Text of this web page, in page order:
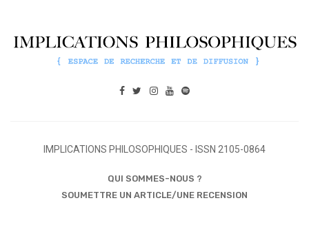
IMPLICATIONS PHILOSOPHIQUES - ISSN 2105-0864
QUI SOMMES-NOUS ?
SOUMETTRE UN ARTICLE/UNE RECENSION